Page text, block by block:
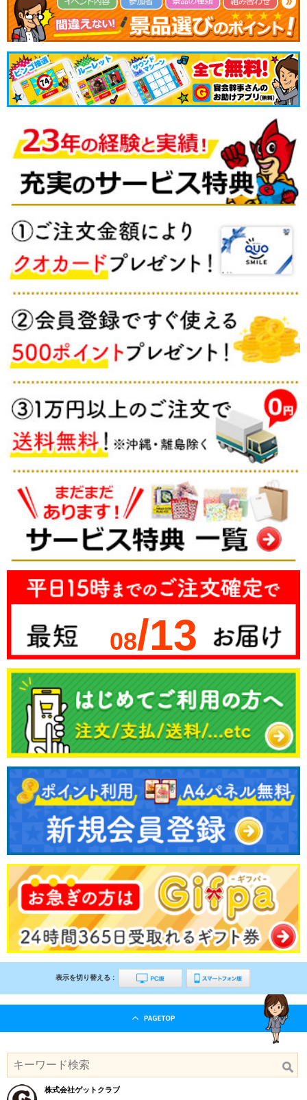
08/13
表示を切り替える :
株式会社ゲットクラブ